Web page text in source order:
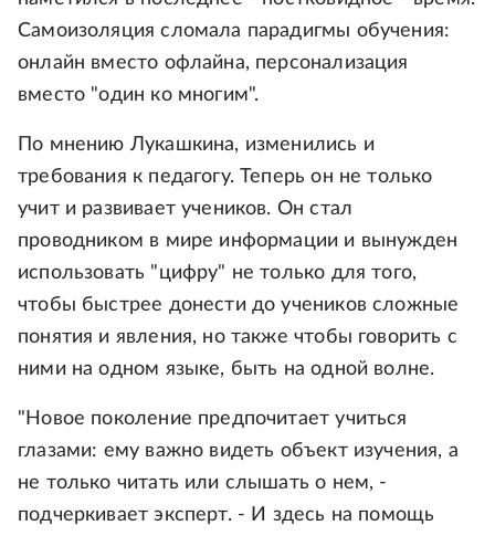
Самоизоляция сломала парадигмы обучения:
онлайн вместо офлайна, персонализация
вместо "один ко многим".
По мнению Лукашкина, изменились и
требования к педагогу. Теперь он не только
учит и развивает учеников. Он стал
проводником в мире информации и вынужден
использовать "цифру" не только для того,
чтобы быстрее донести до учеников сложные
понятия и явления, но также чтобы говорить с
ними на одном языке, быть на одной волне.
"Новое поколение предпочитает учиться
глазами: ему важно видеть объект изучения, а
не только читать или слышать о нем, -
подчеркивает эксперт. - И здесь на помощь